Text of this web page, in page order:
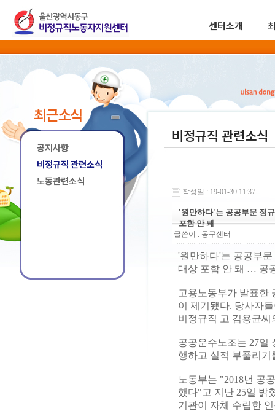
센터소개
최근소식
공지사항
비정규직 관련소식
노동관련소식
비정규직 관련소식
작성일 : 19-01-30 11:37
'원만하다'는 공공부문 정
포함 안 돼
글쓴이 : 동구센터
'원만하다'는 공공부
대상 포함 안 돼 … 공
고용노동부가 발표한
이 제기됐다. 당사자
비정규직 고 김용균
공공운수노조는 27일
행하고 실적 부풀리
노동부는 "2018년 공
했다"고 지난 25일 밝
기관이 자체 수립한